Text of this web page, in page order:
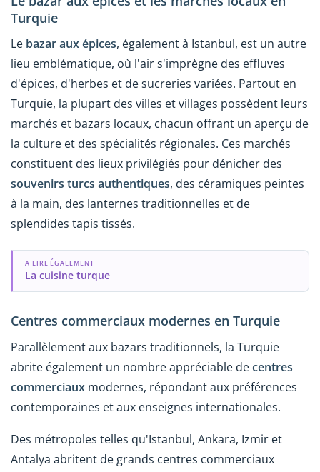
Turquie
Le bazar aux épices, également à Istanbul, est un autre
lieu emblématique, où l'air s'imprègne des effluves
d'épices, d'herbes et de sucreries variées. Partout en
Turquie, la plupart des villes et villages possèdent leurs
marchés et bazars locaux, chacun offrant un aperçu de
la culture et des spécialités régionales. Ces marchés
constituent des lieux privilégiés pour dénicher des
souvenirs turcs authentiques, des céramiques peintes
à la main, des lanternes traditionnelles et de
splendides tapis tissés.
A LIRE ÉGALEMENT
La cuisine turque
Centres commerciaux modernes en Turquie
Parallèlement aux bazars traditionnels, la Turquie
abrite également un nombre appréciable decentres
commerciaux modernes, répondant aux préférences
contemporaines et aux enseignes internationales.
Des métropoles telles qu'Istanbul, Ankara, Izmir et
Antalya abritent de grands centres commerciaux